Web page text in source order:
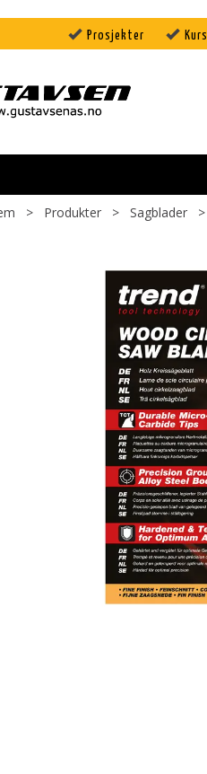
Prosjekter Kurs
> Produkter > Sagblader >